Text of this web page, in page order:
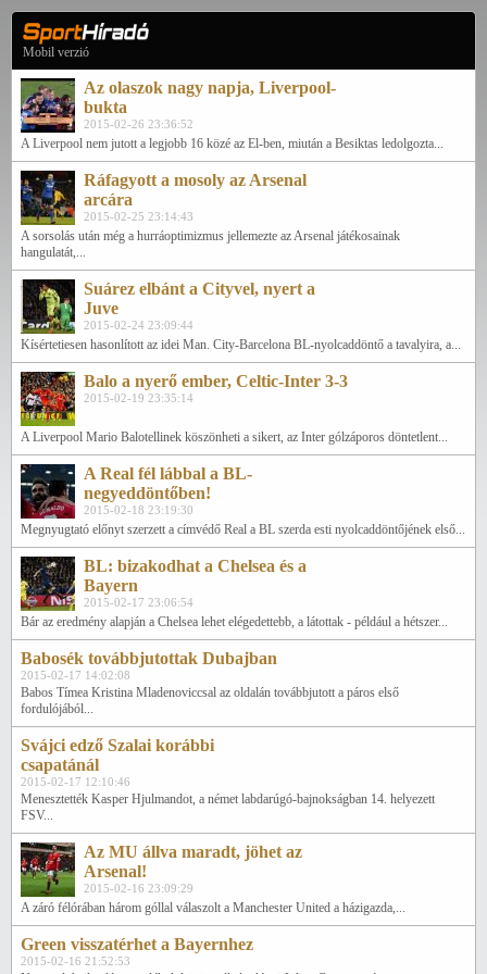
Mobil verzió
Az olaszok nagy napja, Liverpool-
bukta
2015-02-26 23:36:52
A Liverpool nem jutott a legjobb 16 közé az El-ben, miután a Besiktas ledolgozta...
Ráfagyott a mosoly az Arsenal
arcára
2015-02-25 23:14:43
A sorsolás után még a hurráoptimizmus jellemezte az Arsenal játékosainak
hangulatát,...
Suárez elbánt a Cityvel, nyert a
Juve
2015-02-24 23:09:44
Kísértetiesen hasonlított az idei Man. City-Barcelona BL-nyolcaddöntő a tavalyira, a...
Balo a nyerő ember, Celtic-Inter 3-3
2015-02-19 23:35:14
A Liverpool Mario Balotellinek köszönheti a sikert, az Inter gólzáporos döntetlent...
A Real fél lábbal a BL-
negyeddöntőben!
2015-02-18 23:19:30
Megnyugtató előnyt szerzett a címvédő Real a BL szerda esti nyolcaddöntőjének első...
BL: bizakodhat a Chelsea és a
Bayern
2015-02-17 23:06:54
Bár az eredmény alapján a Chelsea lehet elégedettebb, a látottak - például a hétszer...
Babosék továbbjutottak Dubajban
2015-02-17 14:02:08
Babos Tímea Kristina Mladenoviccsal az oldalán továbbjutott a páros első
fordulójából...
Svájci edző Szalai korábbi
csapatánál
2015-02-17 12:10:46
Menesztették Kasper Hjulmandot, a német labdarúgó-bajnokságban 14. helyezett
FSV...
Az MU állva maradt, jöhet az
Arsenal!
2015-02-16 23:09:29
A záró félórában három góllal válaszolt a Manchester United a házigazda,...
Green visszatérhet a Bayernhez
2015-02-16 21:52:53